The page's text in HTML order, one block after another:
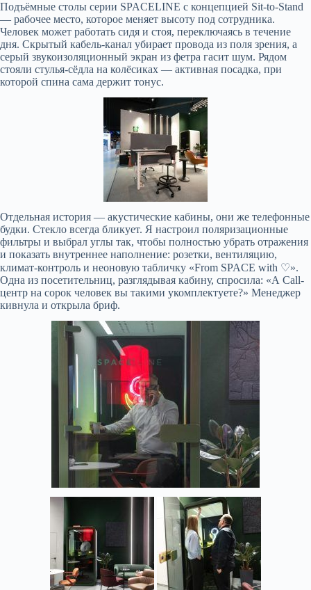
Подъёмные столы серии SPACELINE с концепцией Sit-to-Stand
— рабочее место, которое меняет высоту под сотрудника.
Человек может работать сидя и стоя, переключаясь в течение
дня. Скрытый кабель-канал убирает провода из поля зрения, а
серый звукоизоляционный экран из фетра гасит шум. Рядом
стояли стулья-сёдла на колёсиках — активная посадка, при
которой спина сама держит тонус.
Отдельная история — акустические кабины, они же телефонные
будки. Стекло всегда бликует. Я настроил поляризационные
фильтры и выбрал углы так, чтобы полностью убрать отражения
и показать внутреннее наполнение: розетки, вентиляцию,
климат-контроль и неоновую табличку «From SPACE with ♡».
Одна из посетительниц, разглядывая кабину, спросила: «А Call-
центр на сорок человек вы такими укомплектуете?» Менеджер
кивнула и открыла бриф.